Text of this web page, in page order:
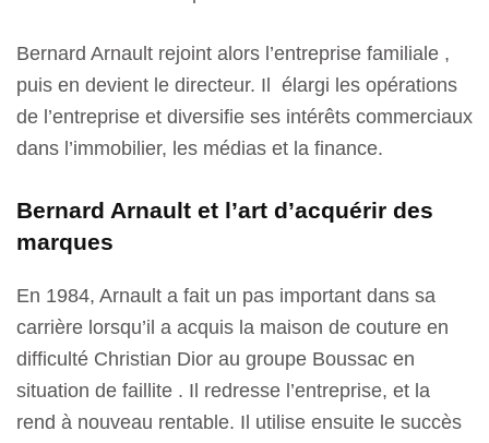
Bernard Arnault rejoint alors l’entreprise familiale ,
puis en devient le directeur. Il élargi les opérations
de l’entreprise et diversifie ses intérêts commerciaux
dans l’immobilier, les médias et la finance.
Bernard Arnault et l’art d’acquérir des
marques
En 1984, Arnault a fait un pas important dans sa
carrière lorsqu’il a acquis la maison de couture en
difficulté Christian Dior au groupe Boussac en
situation de faillite . Il redresse l’entreprise, et la
rend à nouveau rentable. Il utilise ensuite le succès